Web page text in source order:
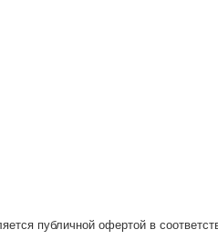
публичной офертой в